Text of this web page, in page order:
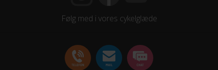
Følg med i vores cykelglæde